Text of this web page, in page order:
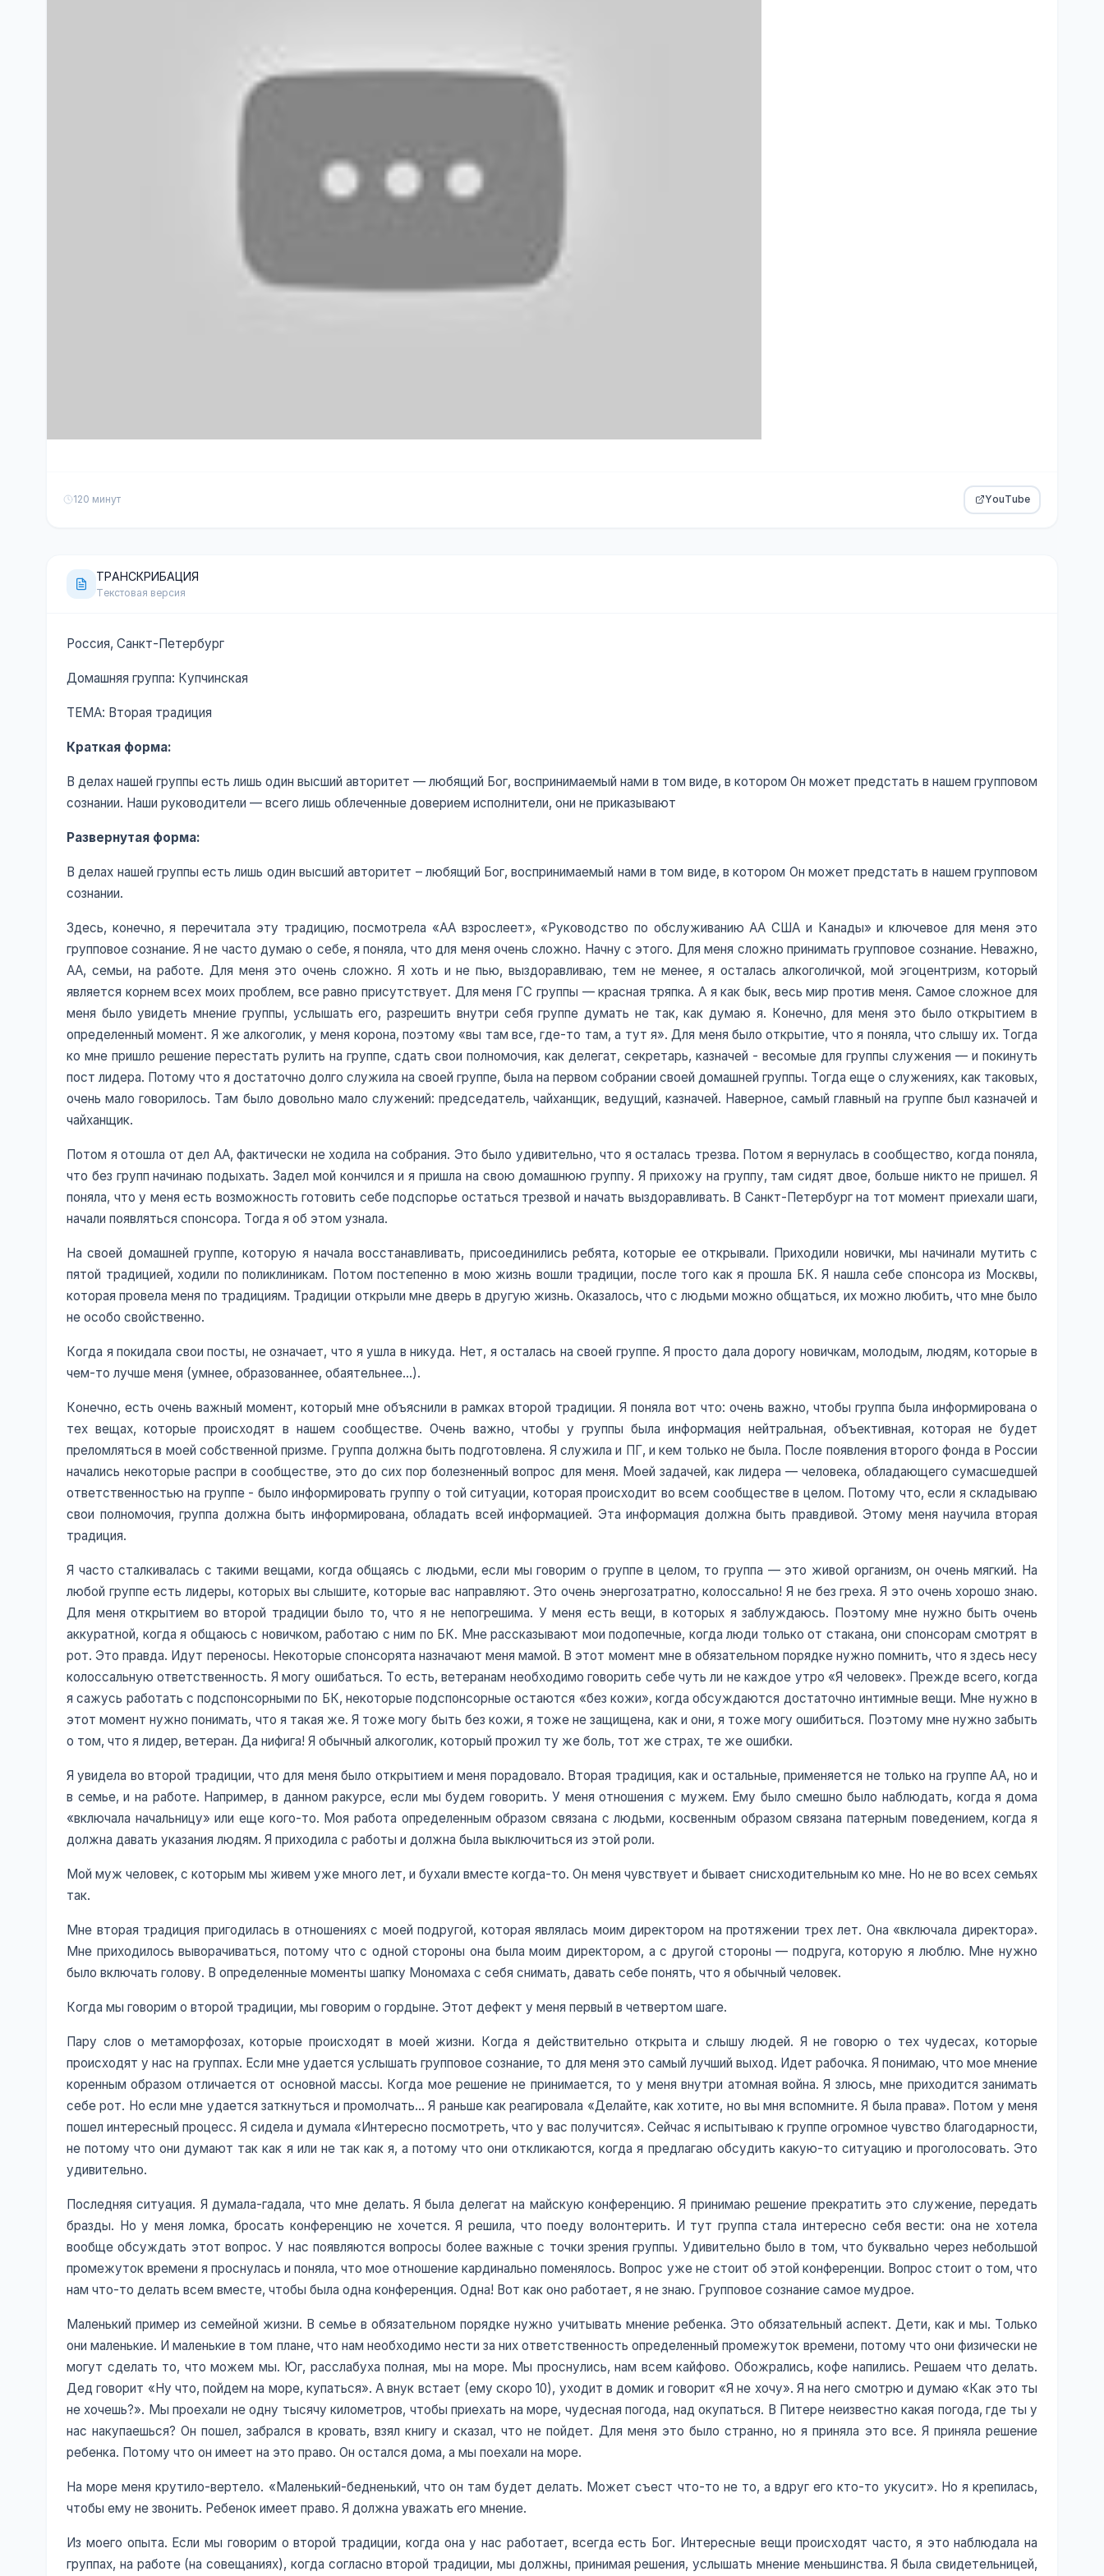
120 минут YouTube
ТРАНСКРИБАЦИЯ
Текстовая версия
Россия, Санкт-Петербург
Домашняя группа: Купчинская
ТЕМА: Вторая традиция
Краткая форма:
В делах нашей группы есть лишь один высший авторитет — любящий Бог, воспринимаемый нами в том виде, в котором Он может предстать в нашем групповом
сознании. Наши руководители — всего лишь облеченные доверием исполнители, они не приказывают
Развернутая форма:
В делах нашей группы есть лишь один высший авторитет – любящий Бог, воспринимаемый нами в том виде, в котором Он может предстать в нашем групповом
сознании.
Здесь, конечно, я перечитала эту традицию, посмотрела «АА взрослеет», «Руководство по обслуживанию АА США и Канады» и ключевое для меня это
групповое сознание. Я не часто думаю о себе, я поняла, что для меня очень сложно. Начну с этого. Для меня сложно принимать групповое сознание. Неважно,
АА, семьи, на работе. Для меня это очень сложно. Я хоть и не пью, выздоравливаю, тем не менее, я осталась алкоголичкой, мой эгоцентризм, который
является корнем всех моих проблем, все равно присутствует. Для меня ГС группы — красная тряпка. А я как бык, весь мир против меня. Самое сложное для
меня было увидеть мнение группы, услышать его, разрешить внутри себя группе думать не так, как думаю я. Конечно, для меня это было открытием в
определенный момент. Я же алкоголик, у меня корона, поэтому «вы там все, где-то там, а тут я». Для меня было открытие, что я поняла, что слышу их. Тогда
ко мне пришло решение перестать рулить на группе, сдать свои полномочия, как делегат, секретарь, казначей - весомые для группы служения — и покинуть
пост лидера. Потому что я достаточно долго служила на своей группе, была на первом собрании своей домашней группы. Тогда еще о служениях, как таковых,
очень мало говорилось. Там было довольно мало служений: председатель, чайханщик, ведущий, казначей. Наверное, самый главный на группе был казначей и
чайханщик.
Потом я отошла от дел АА, фактически не ходила на собрания. Это было удивительно, что я осталась трезва. Потом я вернулась в сообщество, когда поняла,
что без групп начинаю подыхать. Задел мой кончился и я пришла на свою домашнюю группу. Я прихожу на группу, там сидят двое, больше никто не пришел. Я
поняла, что у меня есть возможность готовить себе подспорье остаться трезвой и начать выздоравливать. В Санкт-Петербург на тот момент приехали шаги,
начали появляться спонсора. Тогда я об этом узнала.
На своей домашней группе, которую я начала восстанавливать, присоединились ребята, которые ее открывали. Приходили новички, мы начинали мутить с
пятой традицией, ходили по поликлиникам. Потом постепенно в мою жизнь вошли традиции, после того как я прошла БК. Я нашла себе спонсора из Москвы,
которая провела меня по традициям. Традиции открыли мне дверь в другую жизнь. Оказалось, что с людьми можно общаться, их можно любить, что мне было
не особо свойственно.
Когда я покидала свои посты, не означает, что я ушла в никуда. Нет, я осталась на своей группе. Я просто дала дорогу новичкам, молодым, людям, которые в
чем-то лучше меня (умнее, образованнее, обаятельнее…).
Конечно, есть очень важный момент, который мне объяснили в рамках второй традиции. Я поняла вот что: очень важно, чтобы группа была информирована о
тех вещах, которые происходят в нашем сообществе. Очень важно, чтобы у группы была информация нейтральная, объективная, которая не будет
преломляться в моей собственной призме. Группа должна быть подготовлена. Я служила и ПГ, и кем только не была. После появления второго фонда в России
начались некоторые распри в сообществе, это до сих пор болезненный вопрос для меня. Моей задачей, как лидера — человека, обладающего сумасшедшей
ответственностью на группе - было информировать группу о той ситуации, которая происходит во всем сообществе в целом. Потому что, если я складываю
свои полномочия, группа должна быть информирована, обладать всей информацией. Эта информация должна быть правдивой. Этому меня научила вторая
традиция.
Я часто сталкивалась с такими вещами, когда общаясь с людьми, если мы говорим о группе в целом, то группа — это живой организм, он очень мягкий. На
любой группе есть лидеры, которых вы слышите, которые вас направляют. Это очень энергозатратно, колоссально! Я не без греха. Я это очень хорошо знаю.
Для меня открытием во второй традиции было то, что я не непогрешима. У меня есть вещи, в которых я заблуждаюсь. Поэтому мне нужно быть очень
аккуратной, когда я общаюсь с новичком, работаю с ним по БК. Мне рассказывают мои подопечные, когда люди только от стакана, они спонсорам смотрят в
рот. Это правда. Идут переносы. Некоторые спонсорята назначают меня мамой. В этот момент мне в обязательном порядке нужно помнить, что я здесь несу
колоссальную ответственность. Я могу ошибаться. То есть, ветеранам необходимо говорить себе чуть ли не каждое утро «Я человек». Прежде всего, когда
я сажусь работать с подспонсорными по БК, некоторые подспонсорные остаются «без кожи», когда обсуждаются достаточно интимные вещи. Мне нужно в
этот момент нужно понимать, что я такая же. Я тоже могу быть без кожи, я тоже не защищена, как и они, я тоже могу ошибиться. Поэтому мне нужно забыть
о том, что я лидер, ветеран. Да нифига! Я обычный алкоголик, который прожил ту же боль, тот же страх, те же ошибки.
Я увидела во второй традиции, что для меня было открытием и меня порадовало. Вторая традиция, как и остальные, применяется не только на группе АА, но и
в семье, и на работе. Например, в данном ракурсе, если мы будем говорить. У меня отношения с мужем. Ему было смешно было наблюдать, когда я дома
«включала начальницу» или еще кого-то. Моя работа определенным образом связана с людьми, косвенным образом связана патерным поведением, когда я
должна давать указания людям. Я приходила с работы и должна была выключиться из этой роли.
Мой муж человек, с которым мы живем уже много лет, и бухали вместе когда-то. Он меня чувствует и бывает снисходительным ко мне. Но не во всех семьях
так.
Мне вторая традиция пригодилась в отношениях с моей подругой, которая являлась моим директором на протяжении трех лет. Она «включала директора».
Мне приходилось выворачиваться, потому что с одной стороны она была моим директором, а с другой стороны — подруга, которую я люблю. Мне нужно
было включать голову. В определенные моменты шапку Мономаха с себя снимать, давать себе понять, что я обычный человек.
Когда мы говорим о второй традиции, мы говорим о гордыне. Этот дефект у меня первый в четвертом шаге.
Пару слов о метаморфозах, которые происходят в моей жизни. Когда я действительно открыта и слышу людей. Я не говорю о тех чудесах, которые
происходят у нас на группах. Если мне удается услышать групповое сознание, то для меня это самый лучший выход. Идет рабочка. Я понимаю, что мое мнение
коренным образом отличается от основной массы. Когда мое решение не принимается, то у меня внутри атомная война. Я злюсь, мне приходится занимать
себе рот. Но если мне удается заткнуться и промолчать… Я раньше как реагировала «Делайте, как хотите, но вы мня вспомните. Я была права». Потом у меня
пошел интересный процесс. Я сидела и думала «Интересно посмотреть, что у вас получится». Сейчас я испытываю к группе огромное чувство благодарности,
не потому что они думают так как я или не так как я, а потому что они откликаются, когда я предлагаю обсудить какую-то ситуацию и проголосовать. Это
удивительно.
Последняя ситуация. Я думала-гадала, что мне делать. Я была делегат на майскую конференцию. Я принимаю решение прекратить это служение, передать
бразды. Но у меня ломка, бросать конференцию не хочется. Я решила, что поеду волонтерить. И тут группа стала интересно себя вести: она не хотела
вообще обсуждать этот вопрос. У нас появляются вопросы более важные с точки зрения группы. Удивительно было в том, что буквально через небольшой
промежуток времени я проснулась и поняла, что мое отношение кардинально поменялось. Вопрос уже не стоит об этой конференции. Вопрос стоит о том, что
нам что-то делать всем вместе, чтобы была одна конференция. Одна! Вот как оно работает, я не знаю. Групповое сознание самое мудрое.
Маленький пример из семейной жизни. В семье в обязательном порядке нужно учитывать мнение ребенка. Это обязательный аспект. Дети, как и мы. Только
они маленькие. И маленькие в том плане, что нам необходимо нести за них ответственность определенный промежуток времени, потому что они физически не
могут сделать то, что можем мы. Юг, расслабуха полная, мы на море. Мы проснулись, нам всем кайфово. Обожрались, кофе напились. Решаем что делать.
Дед говорит «Ну что, пойдем на море, купаться». А внук встает (ему скоро 10), уходит в домик и говорит «Я не хочу». Я на него смотрю и думаю «Как это ты
не хочешь?». Мы проехали не одну тысячу километров, чтобы приехать на море, чудесная погода, над окупаться. В Питере неизвестно какая погода, где ты у
нас накупаешься? Он пошел, забрался в кровать, взял книгу и сказал, что не пойдет. Для меня это было странно, но я приняла это все. Я приняла решение
ребенка. Потому что он имеет на это право. Он остался дома, а мы поехали на море.
На море меня крутило-вертело. «Маленький-бедненький, что он там будет делать. Может съест что-то не то, а вдруг его кто-то укусит». Но я крепилась,
чтобы ему не звонить. Ребенок имеет право. Я должна уважать его мнение.
Из моего опыта. Если мы говорим о второй традиции, когда она у нас работает, всегда есть Бог. Интересные вещи происходят часто, я это наблюдала на
группах, на работе (на совещаниях), когда согласно второй традиции, мы должны, принимая решения, услышать мнение меньшинства. Я была свидетельницей,